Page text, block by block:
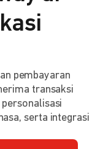
pembayaran
transaksi
serta integrasi